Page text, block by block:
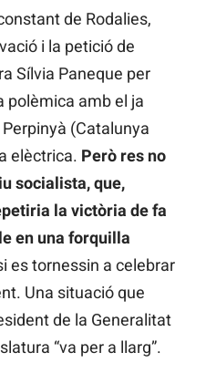
de Rodalies,
i la petició de
Sílvia Paneque per
polèmica amb el ja
(Catalunya
elèctrica. Però res no
socialista, que,
la victòria de fa
en una forquilla
es tornessin a celebrar
Una situació que
de la Generalitat
“va per a llarg”.